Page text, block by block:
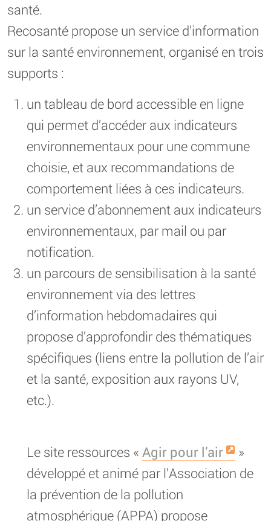
santé.
Recosanté propose un service d’information
sur la santé environnement, organisé en trois
supports :
un tableau de bord accessible en ligne
qui permet d’accéder aux indicateurs
environnementaux pour une commune
choisie, et aux recommandations de
comportement liées à ces indicateurs.
un service d’abonnement aux indicateurs
environnementaux, par mail ou par
notification.
un parcours de sensibilisation à la santé
environnement via des lettres
d’information hebdomadaires qui
propose d’approfondir des thématiques
spécifiques (liens entre la pollution de l’air
et la santé, exposition aux rayons UV,
etc.).
Le site ressources « Agir pour l’air
»
développé et animé par l’Association de
la prévention de la pollution
atmosphérique (APPA) propose